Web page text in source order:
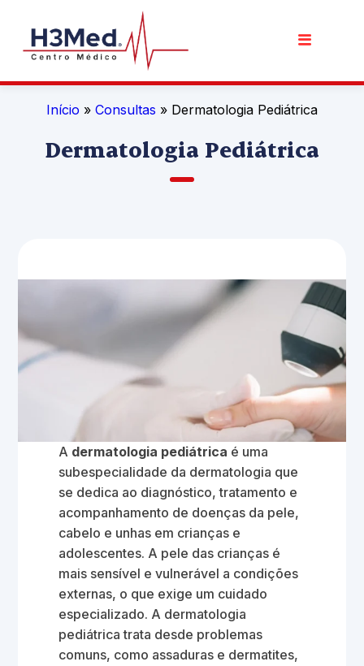
Início » Consultas » Dermatologia Pediátrica
Dermatologia Pediátrica
A dermatologia pediátrica é uma
subespecialidade da dermatologia que
se dedica ao diagnóstico, tratamento e
acompanhamento de doenças da pele,
cabelo e unhas em crianças e
adolescentes. A pele das crianças é
mais sensível e vulnerável a condições
externas, o que exige um cuidado
especializado. A dermatologia
pediátrica trata desde problemas
comuns, como assaduras e dermatites,